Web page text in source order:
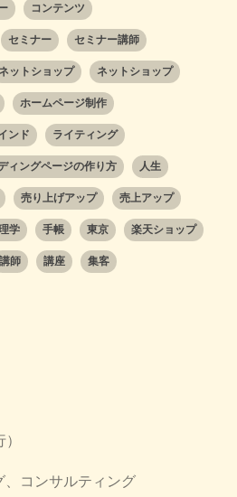
コンテンツ
セミナー セミナー講師
ネットショップ ネットショップ
ホームページ制作
ンド ライティング
ィングページの作り方 人生
売り上げアップ 売上アップ
学 手帳 東京 楽天ショップ
講師 講座 集客
コンサルティング